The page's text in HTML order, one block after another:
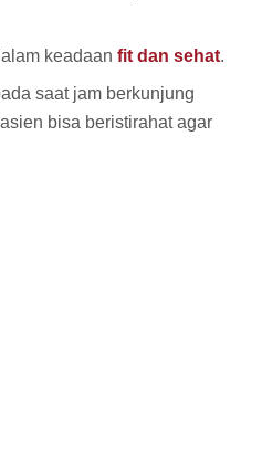
keadaan fit dan sehat.
saat jam berkunjung
bisa beristirahat agar